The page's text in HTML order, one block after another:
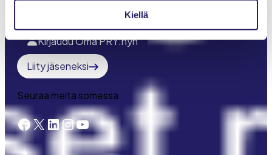
Kiellä
Projektimaailma-lehti
Kirjaudu Oma PRY:hyn
Liity jäseneksi
Seuraa meitä somessa
Facebook X LinkedIn InstagramYouTube